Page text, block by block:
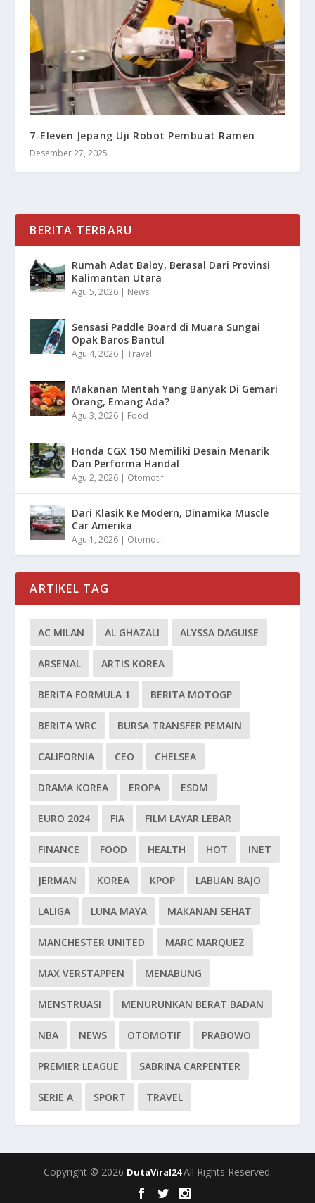
7-Eleven Jepang Uji Robot Pembuat Ramen
Desember 27, 2025
BERITA TERBARU
Rumah Adat Baloy, Berasal Dari Provinsi
Kalimantan Utara
Agu 5, 2026 | News
Sensasi Paddle Board di Muara Sungai
Opak Baros Bantul
Agu 4, 2026 |Travel
Makanan Mentah Yang Banyak Di Gemari
Orang, Emang Ada?
Agu 3, 2026 | Food
Honda CGX 150 Memiliki Desain Menarik
Dan Performa Handal
Agu 2, 2026 | Otomotif
Dari Klasik Ke Modern, Dinamika Muscle
Car Amerika
Agu 1, 2026 | Otomotif
ARTIKEL TAG
AC MILAN AL GHAZALI ALYSSA DAGUISE
ARSENAL ARTIS KOREA
BERITA FORMULA 1 BERITA MOTOGP
BERITA WRC BURSA TRANSFER PEMAIN
CALIFORNIA CEO CHELSEA
DRAMA KOREA EROPA ESDM
EURO 2024 FIA FILM LAYAR LEBAR
FINANCE FOOD HEALTH HOT INET
JERMAN KOREA KPOP LABUAN BAJO
LALIGA LUNA MAYA MAKANAN SEHAT
MANCHESTER UNITED MARC MARQUEZ
MAX VERSTAPPEN MENABUNG
MENSTRUASI MENURUNKAN BERAT BADAN
NBA NEWS OTOMOTIF PRABOWO
PREMIER LEAGUE SABRINA CARPENTER
SERIE A SPORT TRAVEL
Copyright © 2026 DutaViral24All Rights Reserved.